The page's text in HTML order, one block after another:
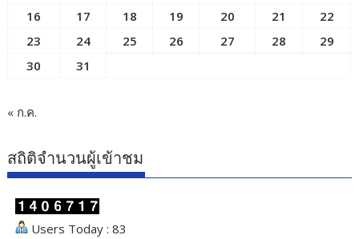
16
17 18 19 20 21
22
23
24 25 26 27 28
29
30
31
« ก.ค.
สถิติจำนวนผู้เข้าชม
Users Today : 83